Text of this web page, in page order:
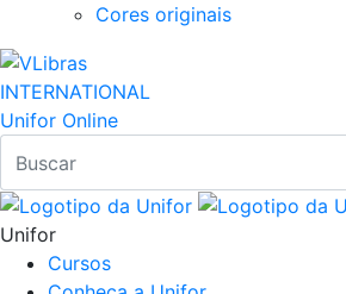
Cores originais
INTERNATIONAL
Unifor Online
Unifor
Cursos